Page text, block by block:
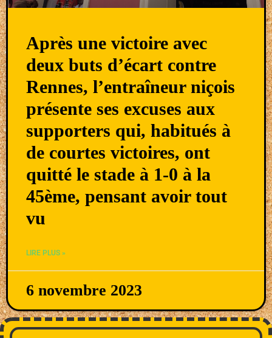
Après une victoire avec
deux buts d’écart contre
Rennes, l’entraîneur niçois
présente ses excuses aux
supporters qui, habitués à
de courtes victoires, ont
quitté le stade à 1-0 à la
45ème, pensant avoir tout
vu
LIRE PLUS »
6 novembre 2023